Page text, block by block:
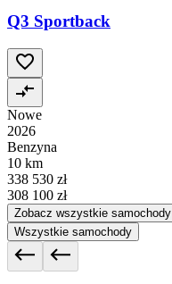
Q3 Sportback
Nowe
2026
Benzyna
10 km
338 530 zł
308 100 zł
Zobacz wszystkie samochody
Wszystkie samochody